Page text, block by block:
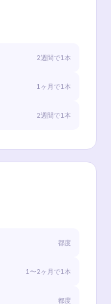
2週間で1本
1ヶ月で1本
2週間で1本
都度
1〜2ヶ月で1本
都度